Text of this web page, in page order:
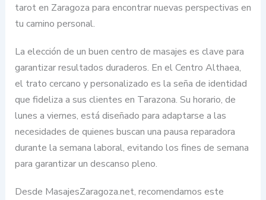
tarot en Zaragoza para encontrar nuevas perspectivas en
tu camino personal.
La elección de un buen centro de masajes es clave para
garantizar resultados duraderos. En el Centro Althaea,
el trato cercano y personalizado es la seña de identidad
que fideliza a sus clientes en Tarazona. Su horario, de
lunes a viernes, está diseñado para adaptarse a las
necesidades de quienes buscan una pausa reparadora
durante la semana laboral, evitando los fines de semana
para garantizar un descanso pleno.
Desde MasajesZaragoza.net, recomendamos este